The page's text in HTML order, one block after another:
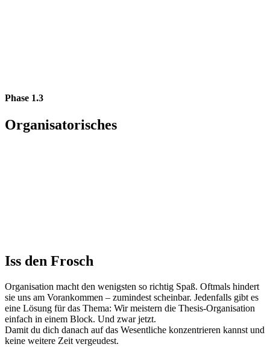
Phase 1.3
Organisatorisches
Iss den Frosch
Organisation macht den wenigsten so richtig Spaß. Oftmals hindert
sie uns am Vorankommen – zumindest scheinbar. Jedenfalls gibt es
eine Lösung für das Thema: Wir meistern die Thesis-Organisation
einfach in einem Block. Und zwar jetzt.
Damit du dich danach auf das Wesentliche konzentrieren kannst und
keine weitere Zeit vergeudest.